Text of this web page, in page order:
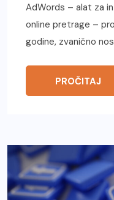
AdWords – alat za
online pretrage –
godine, zvanično
PROČITAJ